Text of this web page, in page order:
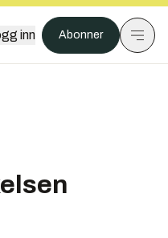
inn Abonner